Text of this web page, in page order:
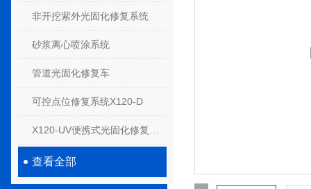
非开挖紫外光固化修复系统
砂浆离心喷涂系统
管道光固化修复车
可控点位修复系统X120-D
查看全部